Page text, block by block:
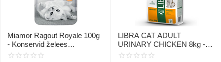
Miamor Ragout Royale 100g
- Konservid želees
kassipoegadele kanaga
LIBRA CAT ADULT
URINARY CHICKEN 8kg -
tasakaalustatud kuivtoit